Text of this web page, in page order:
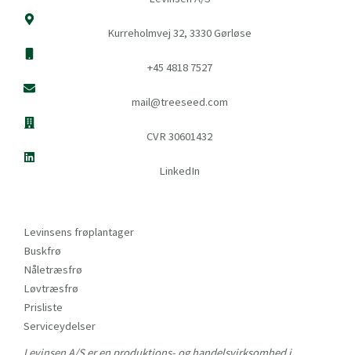
Kurreholmvej 32, 3330 Gørløse
+45 4818 7527
mail@treeseed.com
CVR 30601432
LinkedIn
Levinsens frøplantager
Buskfrø
Nåletræsfrø
Løvtræsfrø
Prisliste
Serviceydelser